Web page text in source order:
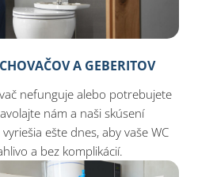
A GEBERITOV
nefunguje alebo potrebujete
nám a naši skúsení
ešte dnes, aby vaše WC
a bez komplikácií.